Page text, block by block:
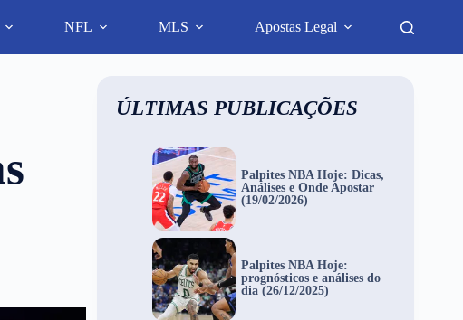
NFL MLS Apostas Legal
ÚLTIMAS PUBLICAÇÕES
Palpites NBA Hoje: Dicas,
Análises e Onde Apostar
(19/02/2026)
Palpites NBA Hoje:
prognósticos e análises do
dia (26/12/2025)